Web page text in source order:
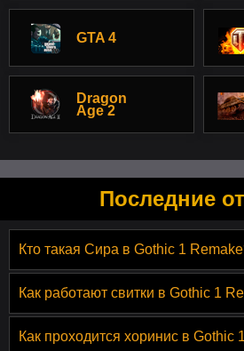
GTA 4
Dragon
Age 2
Последние
Кто такая Сира в Gothic 1
Как работают свитки в Gothic 1
Как проходится хоринис в Gothic